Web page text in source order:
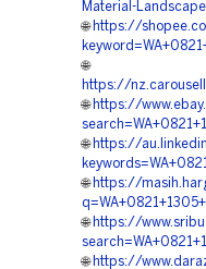
Material-
🌐 https://
🌐
https://
🌐 https://
🌐 https://
🌐 https://
🌐 https://
🌐 https://